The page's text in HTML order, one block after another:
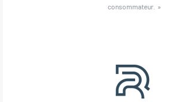
consommateur. »